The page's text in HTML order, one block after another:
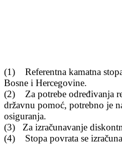
(1) Referentna kamatna
Bosne i Hercegovine.
(2) Za potrebe određivanja
državnu pomoć, potrebno je
osiguranja.
(3) Za izračunavanje
(4) Stopa povrata se izra